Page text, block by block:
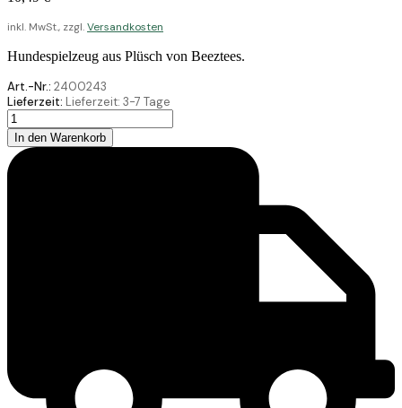
inkl. MwSt., zzgl.Versandkosten
Hundespielzeug aus Plüsch von Beeztees.
Art.-Nr.: 2400243
Lieferzeit: Lieferzeit: 3-7 Tage
Beeztees
Plüsch
Kuschspielz
Belle
In den Warenkorb